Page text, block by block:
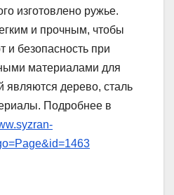
изготовлено ружье.
и прочным, чтобы
и безопасность при
материалами для
являются дерево, сталь
Подробнее в